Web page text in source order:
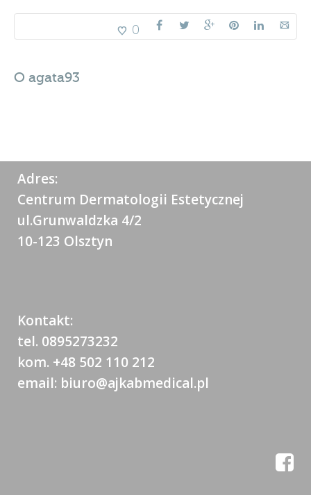
0
O agata93
Adres:
Centrum Dermatologii Estetycznej
ul.Grunwaldzka 4/2
10-123 Olsztyn
Kontakt:
tel. 0895273232
kom. +48 502 110 212
email: biuro@ajkabmedical.pl